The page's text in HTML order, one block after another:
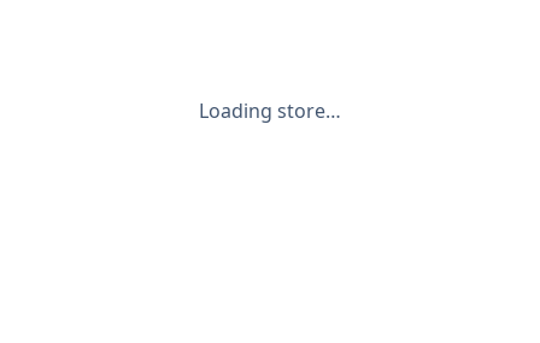
Loading store…